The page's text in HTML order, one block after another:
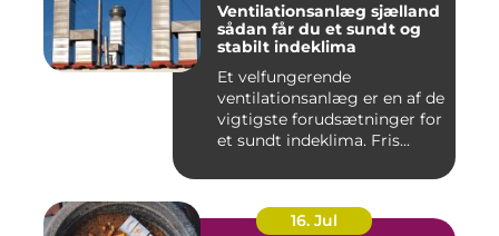
Ventilationsanlæg sjælland
sådan får du et sundt og
stabilt indeklima
Et velfungerende
ventilationsanlæg er en af de
vigtigste forudsætninger for
et sundt indeklima. Fris...
16. Jul